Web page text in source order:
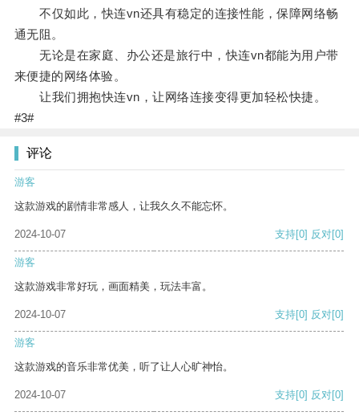
不仅如此，快连vn还具有稳定的连接性能，保障网络畅
通无阻。
无论是在家庭、办公还是旅行中，快连vn都能为用户带
来便捷的网络体验。
让我们拥抱快连vn，让网络连接变得更加轻松快捷。
#3#
评论
游客
这款游戏的剧情非常感人，让我久久不能忘怀。
2024-10-07 支持[0] 反对[0]
游客
这款游戏非常好玩，画面精美，玩法丰富。
2024-10-07 支持[0] 反对[0]
游客
这款游戏的音乐非常优美，听了让人心旷神怡。
2024-10-07 支持[0] 反对[0]